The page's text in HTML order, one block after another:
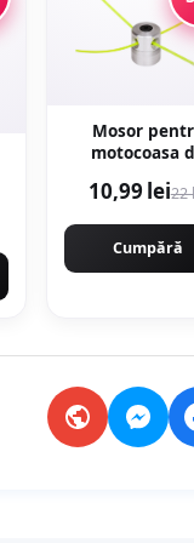
Mosor
motocoasa
NYLON,
10,99 lei22
Cumpără